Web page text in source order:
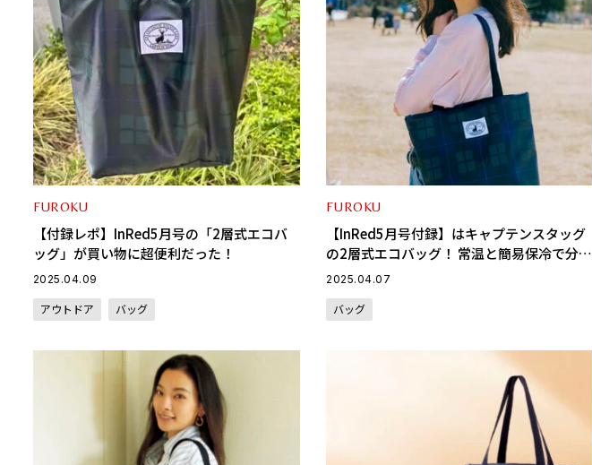
FUROKU
【付録レポ】InRed5月号の「2層式エコバ
ッグ」が買い物に超便利だった！
2025.04.09
アウトドア バッグ
FUROKU
【InRed5月号付録】はキャプテンスタッグ
の2層式エコバッグ！ 常温と簡易保冷で分か
れた、気が利いたデザイン
2025.04.07
バッグ